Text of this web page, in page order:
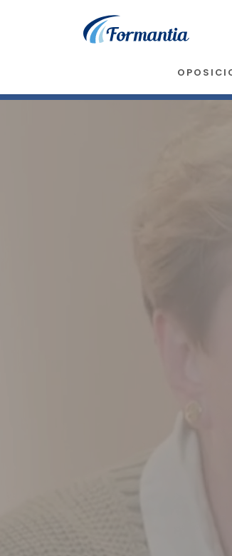
Opiniones >